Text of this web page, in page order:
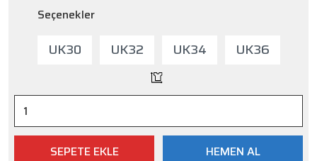
Seçenekler
UK30 UK32 UK34 UK36
SEPETE EKLE HEMEN AL